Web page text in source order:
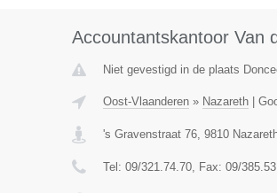
Accountantskantoor Van
Niet gevestigd in de plaats
Oost-Vlaanderen» Nazareth|
's Gravenstraat 76, 9810
Tel: 09/321.74.70, Fax: 09/